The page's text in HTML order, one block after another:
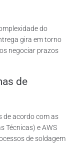
do
gira em torno
negociar prazos
de
de acordo com as
Técnicas) e AWS
de soldagem